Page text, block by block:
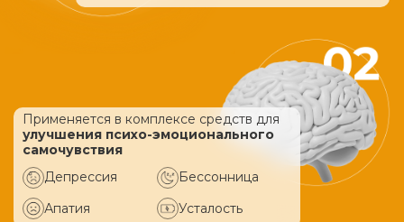
Применяется в комплексе средств для
улучшения психо-эмоционального
самочувствия
Депрессия
Бессонница
Апатия
Усталость